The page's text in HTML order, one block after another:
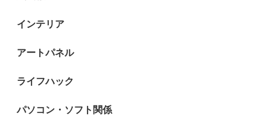
インテリア
アートパネル
ライフハック
パソコン・ソフト関係